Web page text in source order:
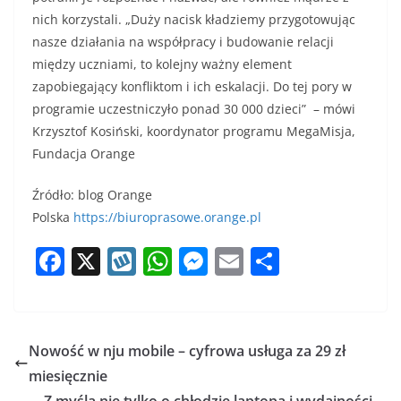
nich korzystali. „Duży nacisk kładziemy przygotowując
nasze działania na współpracy i budowanie relacji
między uczniami, to kolejny ważny element
zapobiegający konfliktom i ich eskalacji. Do tej pory w
programie uczestniczyło ponad 30 000 dzieci” – mówi
Krzysztof Kosiński, koordynator programu MegaMisja,
Fundacja Orange
Źródło: blog Orange
Polska https://biuroprasowe.orange.pl
F
e
b
X W
o
W
s
M
e
E
l e
Nowość w nju mobile – cyfrowa usługa za 29 zł
miesięcznie